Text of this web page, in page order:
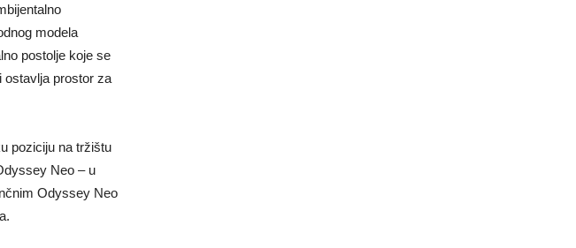
modela
postolje koje se
ostavlja prostor za
poziciju na tržištu
Neo – u
Odyssey Neo